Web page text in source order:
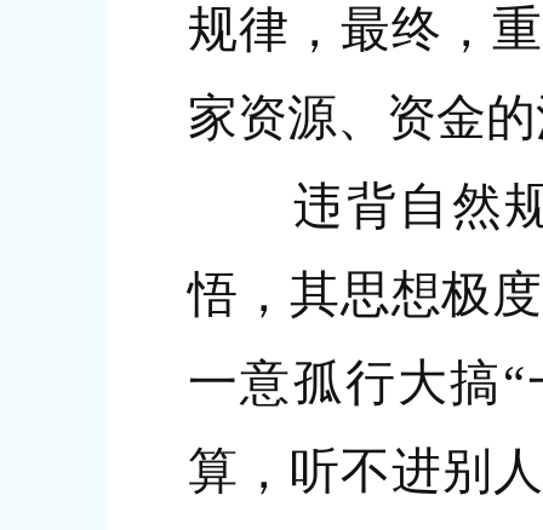
规律，最终，
家资源、资金
违背自然规
悟，其思想极
一意孤行大搞
算，听不进别